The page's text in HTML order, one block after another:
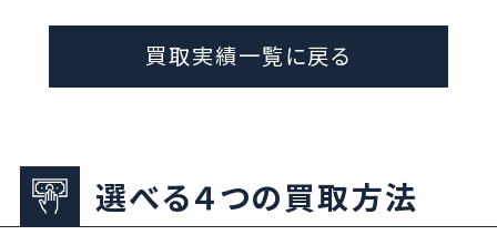
買取実績一覧に戻る
選べる４つの買取方法